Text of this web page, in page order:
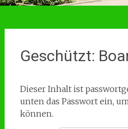
Geschützt:
Dieser Inhalt ist
unten das Passwort ein,
können.